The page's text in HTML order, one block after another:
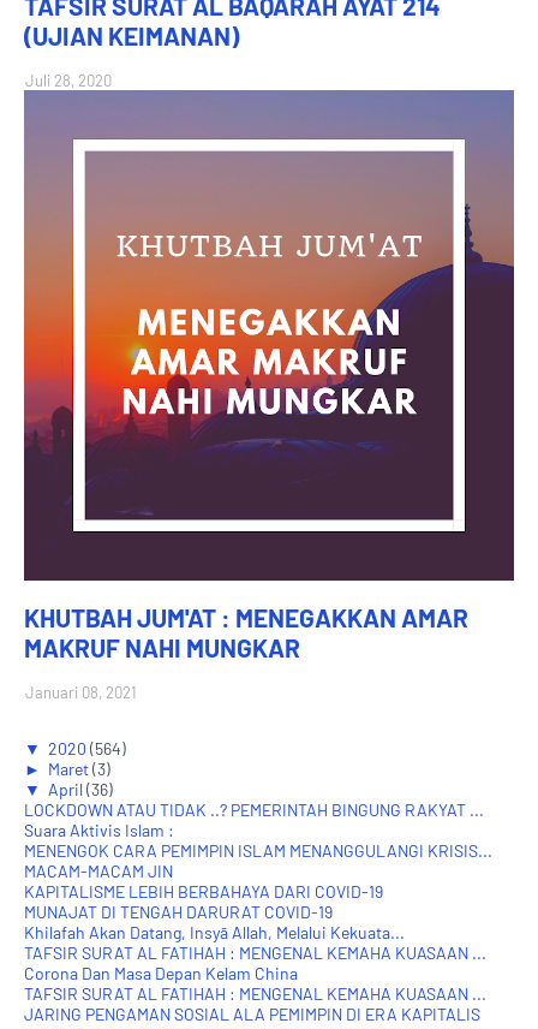
(UJIAN KEIMANAN)
Juli 28, 2020
KHUTBAH JUM'AT : MENEGAKKAN AMAR
MAKRUF NAHI MUNGKAR
Januari 08, 2021
▼ 2020 (564)
► Maret(3)
▼ April(36)
LOCKDOWN ATAU TIDAK ..? PEMERINTAH BINGUNG RAKYAT ...
Suara Aktivis Islam :
MENENGOK CARA PEMIMPIN ISLAM MENANGGULANGI KRISIS...
MACAM-MACAM JIN
KAPITALISME LEBIH BERBAHAYA DARI COVID-19
MUNAJAT DI TENGAH DARURAT COVID-19
Khilafah Akan Datang, Insyā Allah, Melalui Kekuata...
TAFSIR SURAT AL FATIHAH : MENGENAL KEMAHA KUASAAN ...
Corona Dan Masa Depan Kelam China
TAFSIR SURAT AL FATIHAH : MENGENAL KEMAHA KUASAAN ...
JARING PENGAMAN SOSIAL ALA PEMIMPIN DI ERA KAPITALIS